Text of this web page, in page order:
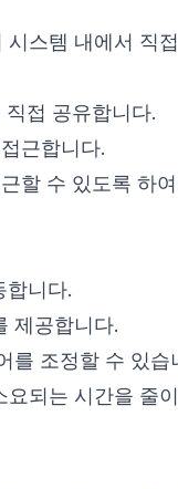
스템 내에서 직
접 공유합니다.
근합니다.
할 수 있도록 하
합니다.
제공합니다.
를 조정할 수 있습
되는 시간을 줄